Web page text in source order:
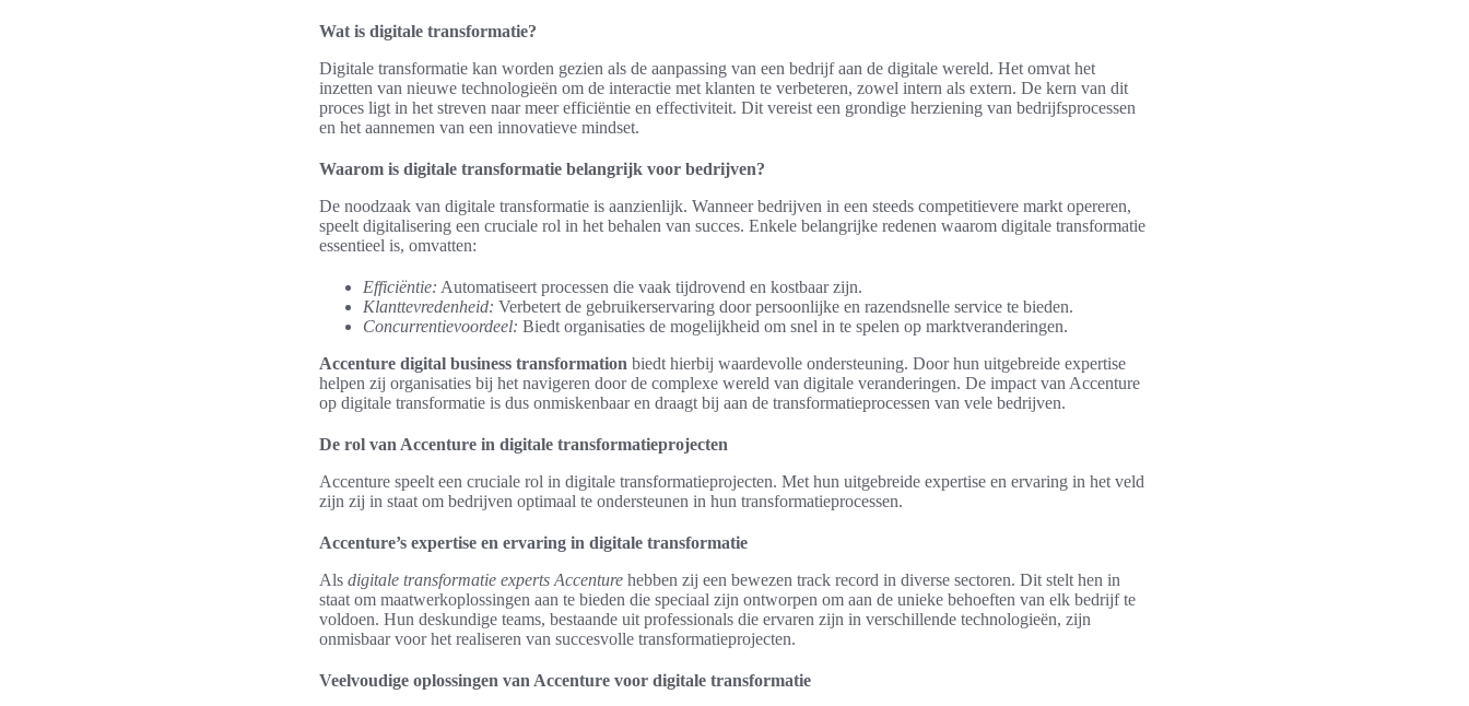
Wat is digitale transformatie?
Digitale transformatie kan worden gezien als de aanpassing van een bedrijf aan de digitale wereld. Het omvat het
inzetten van nieuwe technologieën om de interactie met klanten te verbeteren, zowel intern als extern. De kern van dit
proces ligt in het streven naar meer efficiëntie en effectiviteit. Dit vereist een grondige herziening van bedrijfsprocessen
en het aannemen van een innovatieve mindset.
Waarom is digitale transformatie belangrijk voor bedrijven?
De noodzaak van digitale transformatie is aanzienlijk. Wanneer bedrijven in een steeds competitievere markt opereren,
speelt digitalisering een cruciale rol in het behalen van succes. Enkele belangrijke redenen waarom digitale transformatie
essentieel is, omvatten:
Efficiëntie: Automatiseert processen die vaak tijdrovend en kostbaar zijn.
Klanttevredenheid: Verbetert de gebruikerservaring door persoonlijke en razendsnelle service te bieden.
Concurrentievoordeel: Biedt organisaties de mogelijkheid om snel in te spelen op marktveranderingen.
Accenture digital business transformation biedt hierbij waardevolle ondersteuning. Door hun uitgebreide expertise
helpen zij organisaties bij het navigeren door de complexe wereld van digitale veranderingen. De impact van Accenture
op digitale transformatie is dus onmiskenbaar en draagt bij aan de transformatieprocessen van vele bedrijven.
De rol van Accenture in digitale transformatieprojecten
Accenture speelt een cruciale rol in digitale transformatieprojecten. Met hun uitgebreide expertise en ervaring in het veld
zijn zij in staat om bedrijven optimaal te ondersteunen in hun transformatieprocessen.
Accenture’s expertise en ervaring in digitale transformatie
Als digitale transformatie experts Accenture hebben zij een bewezen track record in diverse sectoren. Dit stelt hen in
staat om maatwerkoplossingen aan te bieden die speciaal zijn ontworpen om aan de unieke behoeften van elk bedrijf te
voldoen. Hun deskundige teams, bestaande uit professionals die ervaren zijn in verschillende technologieën, zijn
onmisbaar voor het realiseren van succesvolle transformatieprojecten.
Veelvoudige oplossingen van Accenture voor digitale transformatie